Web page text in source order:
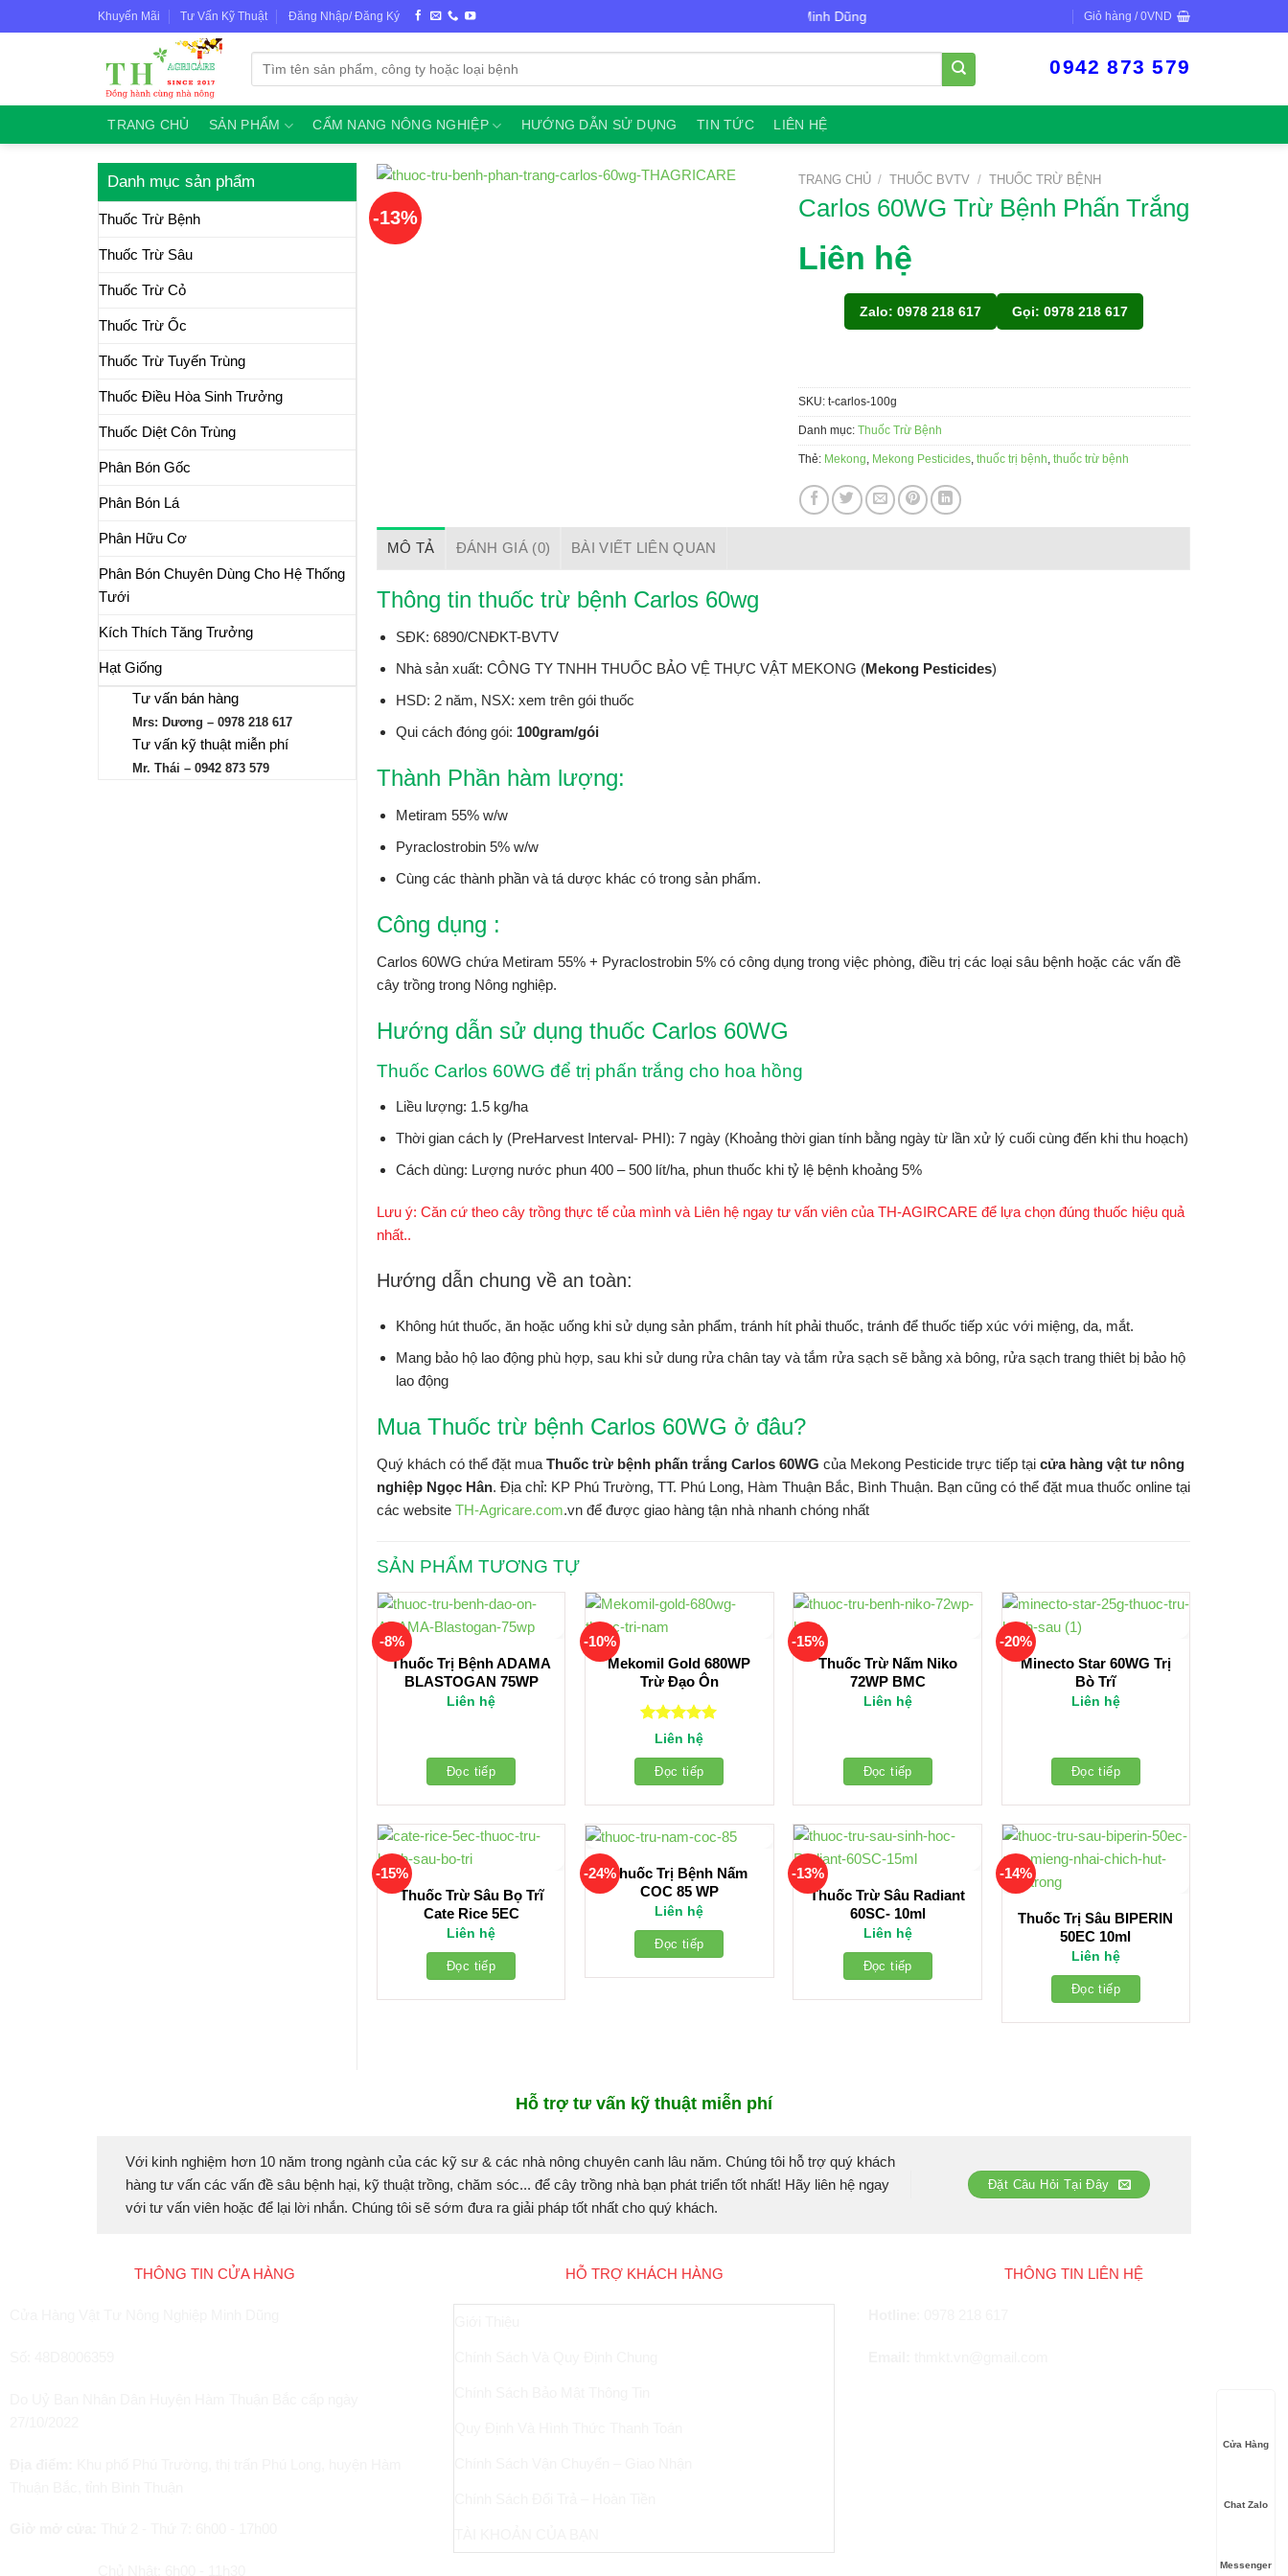
to
Khuyến Mãi Tư Vấn Kỹ Thuật Đăng Nhập/ Đăng Ký Chào mừng bạn đến với VTNN Minh Dũng Giỏ hàng /0VND
kiếm:
0942 873 579
TRANG CHỦ SẢN PHẨM CẨM NANG NÔNG NGHIỆP HƯỚNG DẪN SỬ DỤNG TIN TỨC LIÊN HỆ
Danh mục sản phẩm
Thuốc Trừ Bệnh
Thuốc Trừ Sâu
Thuốc Trừ Cỏ
Thuốc Trừ Ốc
Thuốc Trừ Tuyến Trùng
Thuốc Điều Hòa Sinh Trưởng
Thuốc Diệt Côn Trùng
Phân Bón Gốc
Phân Bón Lá
Phân Hữu Cơ
Phân Bón Chuyên Dùng Cho Hệ Thống
Tưới
Kích Thích Tăng Trưởng
Hạt Giống
Tư vấn bán hàng
Mrs: Dương – 0978 218 617
Tư vấn kỹ thuật miễn phí
Mr. Thái – 0942 873 579
-13%
TRANG CHỦ / THUỐC BVTV / THUỐC TRỪ BỆNH
Carlos 60WG Trừ Bệnh Phấn Trắng
Liên hệ
Zalo: 0978 218 617 Gọi: 0978 218 617
SKU: t-carlos-100g
Danh mục: Thuốc Trừ Bệnh
Thẻ: Mekong Mekong Pesticides, thuốc trị bệnh thuốc trừ bệnh
MÔ TẢ ĐÁNH GIÁ (0) BÀI VIẾT LIÊN QUAN
Thông tin thuốc trừ bệnh Carlos 60wg
SĐK: 6890/CNĐKT-BVTV
Nhà sản xuất: CÔNG TY TNHH THUỐC BẢO VỆ THỰC VẬT MEKONG (Mekong Pesticides)
HSD: 2 năm, NSX: xem trên gói thuốc
Qui cách đóng gói: 100gram/gói
Thành Phần hàm lượng:
Metiram 55% w/w
Pyraclostrobin 5% w/w
Cùng các thành phần và tá dược khác có trong sản phẩm.
Công dụng :
Carlos 60WG chứa Metiram 55% + Pyraclostrobin 5% có công dụng trong việc phòng, điều trị các loại sâu bệnh hoặc các vấn đề
cây trồng trong Nông nghiệp.
Hướng dẫn sử dụng thuốc Carlos 60WG
Thuốc Carlos 60WG để trị phấn trắng cho hoa hồng
Liều lượng: 1.5 kg/ha
Thời gian cách ly (PreHarvest Interval- PHI): 7 ngày (Khoảng thời gian tính bằng ngày từ lần xử lý cuối cùng đến khi thu hoạch)
Cách dùng: Lượng nước phun 400 – 500 lít/ha, phun thuốc khi tỷ lệ bệnh khoảng 5%
Lưu ý: Căn cứ theo cây trồng thực tế của mình và Liên hệ ngay tư vấn viên của TH-AGIRCARE để lựa chọn đúng thuốc hiệu quả
nhất..
Hướng dẫn chung về an toàn:
Không hút thuốc, ăn hoặc uống khi sử dụng sản phẩm, tránh hít phải thuốc, tránh để thuốc tiếp xúc với miệng, da, mắt.
Mang bảo hộ lao động phù hợp, sau khi sử dung rửa chân tay và tắm rửa sạch sẽ bằng xà bông, rửa sạch trang thiêt bị bảo hộ
lao động
Mua Thuốc trừ bệnh Carlos 60WG ở đâu?
Quý khách có thể đặt mua Thuốc trừ bệnh phấn trắng Carlos 60WG của Mekong Pesticide trực tiếp tại cửa hàng vật tư nông
nghiệp Ngọc Hân. Địa chỉ: KP Phú Trường, TT. Phú Long, Hàm Thuận Bắc, Bình Thuận. Bạn cũng có thể đặt mua thuốc online tại
các website TH-Agricare.com.vn để được giao hàng tận nhà nhanh chóng nhất
SẢN PHẨM TƯƠNG TỰ
-8%
Thuốc Trị Bệnh ADAMA
BLASTOGAN 75WP
Liên hệ
Đọc tiếp
-10%
Mekomil Gold 680WP
Trừ Đạo Ôn
Được xếp
5.00
5 sao
Liên hệ
Đọc tiếp
-15%
Thuốc Trừ Nấm Niko
72WP BMC
Liên hệ
Đọc tiếp
-20%
Minecto Star 60WG Trị
Bò Trĩ
Liên hệ
Đọc tiếp
-15%
Thuốc Trừ Sâu Bọ Trĩ
Cate Rice 5EC
Liên hệ
Đọc tiếp
-24%Thuốc Trị Bệnh Nấm
COC 85 WP
Liên hệ
Đọc tiếp
-13%
Thuốc Trừ Sâu Radiant
60SC- 10ml
Liên hệ
Đọc tiếp
-14%
Thuốc Trị Sâu BIPERIN
50EC 10ml
Liên hệ
Đọc tiếp
Hỗ trợ tư vấn kỹ thuật miễn phí
Với kinh nghiệm hơn 10 năm trong ngành của các kỹ sư & các nhà nông chuyên canh lâu năm. Chúng tôi hỗ trợ quý khách
hàng tư vấn các vấn đề sâu bệnh hại, kỹ thuật trồng, chăm sóc... để cây trồng nhà bạn phát triển tốt nhất! Hãy liên hệ ngay
với tư vấn viên hoặc để lại lời nhắn. Chúng tôi sẽ sớm đưa ra giải pháp tốt nhất cho quý khách.
Đặt Câu Hỏi Tại Đây
THÔNG TIN CỬA HÀNG HỖ TRỢ KHÁCH HÀNG THÔNG TIN LIÊN HỆ
Cửa Hàng
Chat Zalo
Messenger